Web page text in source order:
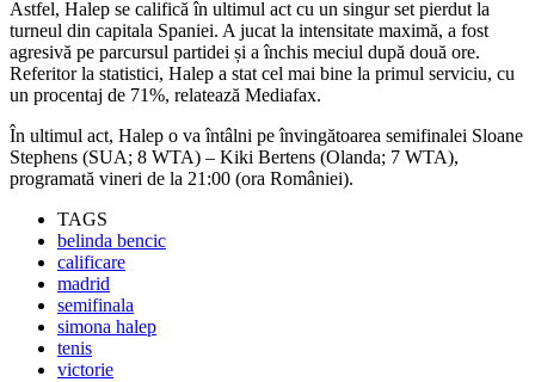
Astfel, Halep se califică în ultimul act cu un singur set pierdut la
turneul din capitala Spaniei. A jucat la intensitate maximă, a fost
agresivă pe parcursul partidei și a închis meciul după două ore.
Referitor la statistici, Halep a stat cel mai bine la primul serviciu, cu
un procentaj de 71%, relatează Mediafax.
În ultimul act, Halep o va întâlni pe învingătoarea semifinalei Sloane
Stephens (SUA; 8 WTA) – Kiki Bertens (Olanda; 7 WTA),
programată vineri de la 21:00 (ora României).
TAGS
belinda bencic
calificare
madrid
semifinala
simona halep
tenis
victorie